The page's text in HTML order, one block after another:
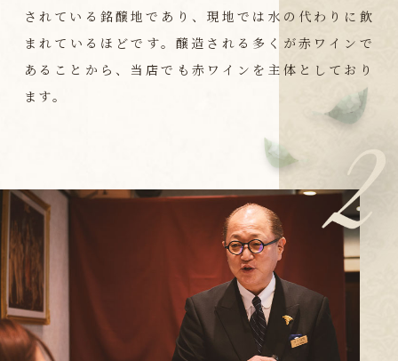
されている銘醸地であり、現地では水の代わりに飲
まれているほどです。醸造される多くが赤ワインで
あることから、当店でも赤ワインを主体としており
ます。